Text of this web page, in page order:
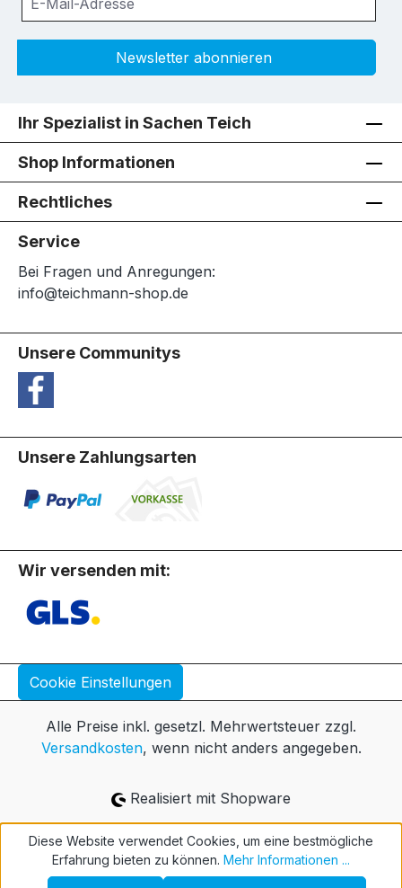
Newsletter abonnieren
Ihr Spezialist in Sachen Teich
Shop Informationen
Rechtliches
Service
Bei Fragen und Anregungen:
info@teichmann-shop.de
Unsere Communitys
Unsere Zahlungsarten
Wir versenden mit:
Cookie Einstellungen
Alle Preise inkl. gesetzl. Mehrwertsteuer zzgl.
Versandkosten, wenn nicht anders angegeben.
Realisiert mit Shopware
Diese Website verwendet Cookies, um eine bestmögliche
Erfahrung bieten zu können. Mehr Informationen ...